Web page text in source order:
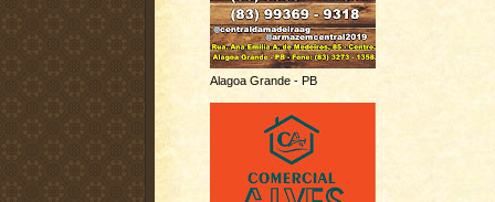
Alagoa Grande - PB